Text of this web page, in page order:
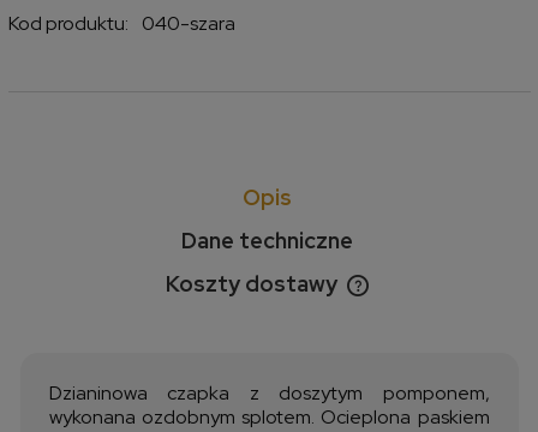
Kod produktu:
040-szara
Opis
Dane techniczne
Koszty dostawy
Cena nie zawiera ewentualnych kosztów płatności
Dzianinowa czapka z doszytym pomponem,
wykonana ozdobnym splotem. Ocieplona paskiem